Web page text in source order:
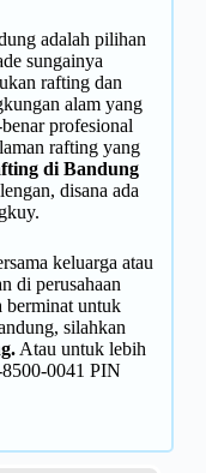
adalah pilihan
sungainya
rafting dan
alam yang
profesional
rafting yang
di Bandung
disana ada
keluarga atau
di perusahaan
berminat untuk
silahkan
.Atau untuk lebih
0041 PIN